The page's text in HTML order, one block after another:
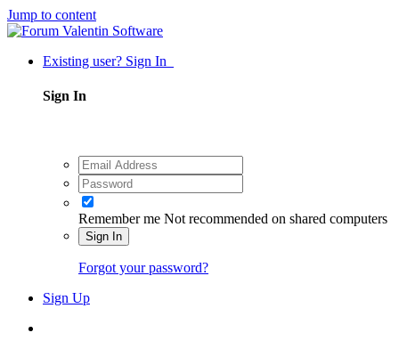
Jump to content
Existing user? Sign In
Sign In
Remember me Not recommended on shared computers
Sign In
Forgot your password?
Sign Up